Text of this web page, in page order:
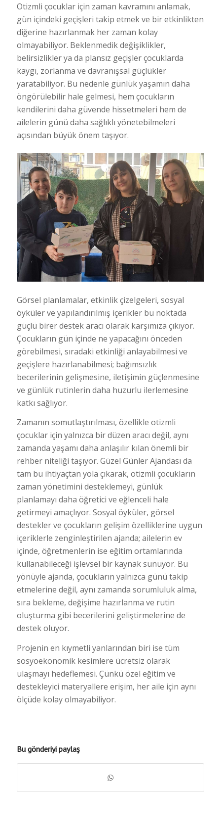
Otizmli çocuklar için zaman kavramını anlamak,
gün içindeki geçişleri takip etmek ve bir etkinlikten
diğerine hazırlanmak her zaman kolay
olmayabiliyor. Beklenmedik değişiklikler,
belirsizlikler ya da plansız geçişler çocuklarda
kaygı, zorlanma ve davranışsal güçlükler
yaratabiliyor. Bu nedenle günlük yaşamın daha
öngörülebilir hale gelmesi, hem çocukların
kendilerini daha güvende hissetmeleri hem de
ailelerin günü daha sağlıklı yönetebilmeleri
açısından büyük önem taşıyor.
Görsel planlamalar, etkinlik çizelgeleri, sosyal
öyküler ve yapılandırılmış içerikler bu noktada
güçlü birer destek aracı olarak karşımıza çıkıyor.
Çocukların gün içinde ne yapacağını önceden
görebilmesi, sıradaki etkinliği anlayabilmesi ve
geçişlere hazırlanabilmesi; bağımsızlık
becerilerinin gelişmesine, iletişimin güçlenmesine
ve günlük rutinlerin daha huzurlu ilerlemesine
katkı sağlıyor.
Zamanın somutlaştırılması, özellikle otizmli
çocuklar için yalnızca bir düzen aracı değil, aynı
zamanda yaşamı daha anlaşılır kılan önemli bir
rehber niteliği taşıyor. Güzel Günler Ajandası da
tam bu ihtiyaçtan yola çıkarak, otizmli çocukların
zaman yönetimini desteklemeyi, günlük
planlamayı daha öğretici ve eğlenceli hale
getirmeyi amaçlıyor. Sosyal öyküler, görsel
destekler ve çocukların gelişim özelliklerine uygun
içeriklerle zenginleştirilen ajanda; ailelerin ev
içinde, öğretmenlerin ise eğitim ortamlarında
kullanabileceği işlevsel bir kaynak sunuyor. Bu
yönüyle ajanda, çocukların yalnızca günü takip
etmelerine değil, aynı zamanda sorumluluk alma,
sıra bekleme, değişime hazırlanma ve rutin
oluşturma gibi becerilerini geliştirmelerine de
destek oluyor.
Projenin en kıymetli yanlarından biri ise tüm
sosyoekonomik kesimlere ücretsiz olarak
ulaşmayı hedeflemesi. Çünkü özel eğitim ve
destekleyici materyallere erişim, her aile için aynı
ölçüde kolay olmayabiliyor.
Bu gönderiyi paylaş